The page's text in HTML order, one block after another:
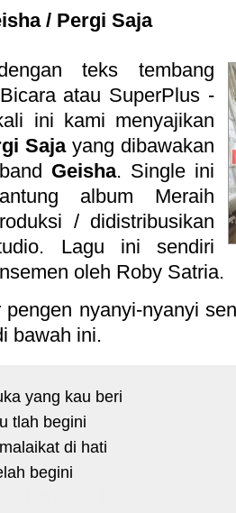
/ Pergi Saja
teks tembang
atau SuperPlus -
ini kami menyajikan
Sajayang dibawakan
Geisha. Single ini
album Meraih
/ didistribusikan
. Lagu ini sendiri
oleh Roby Satria.
pengen nyanyi-nyanyi
bawah ini.
yang kau beri
tlah begini
di hati
begini